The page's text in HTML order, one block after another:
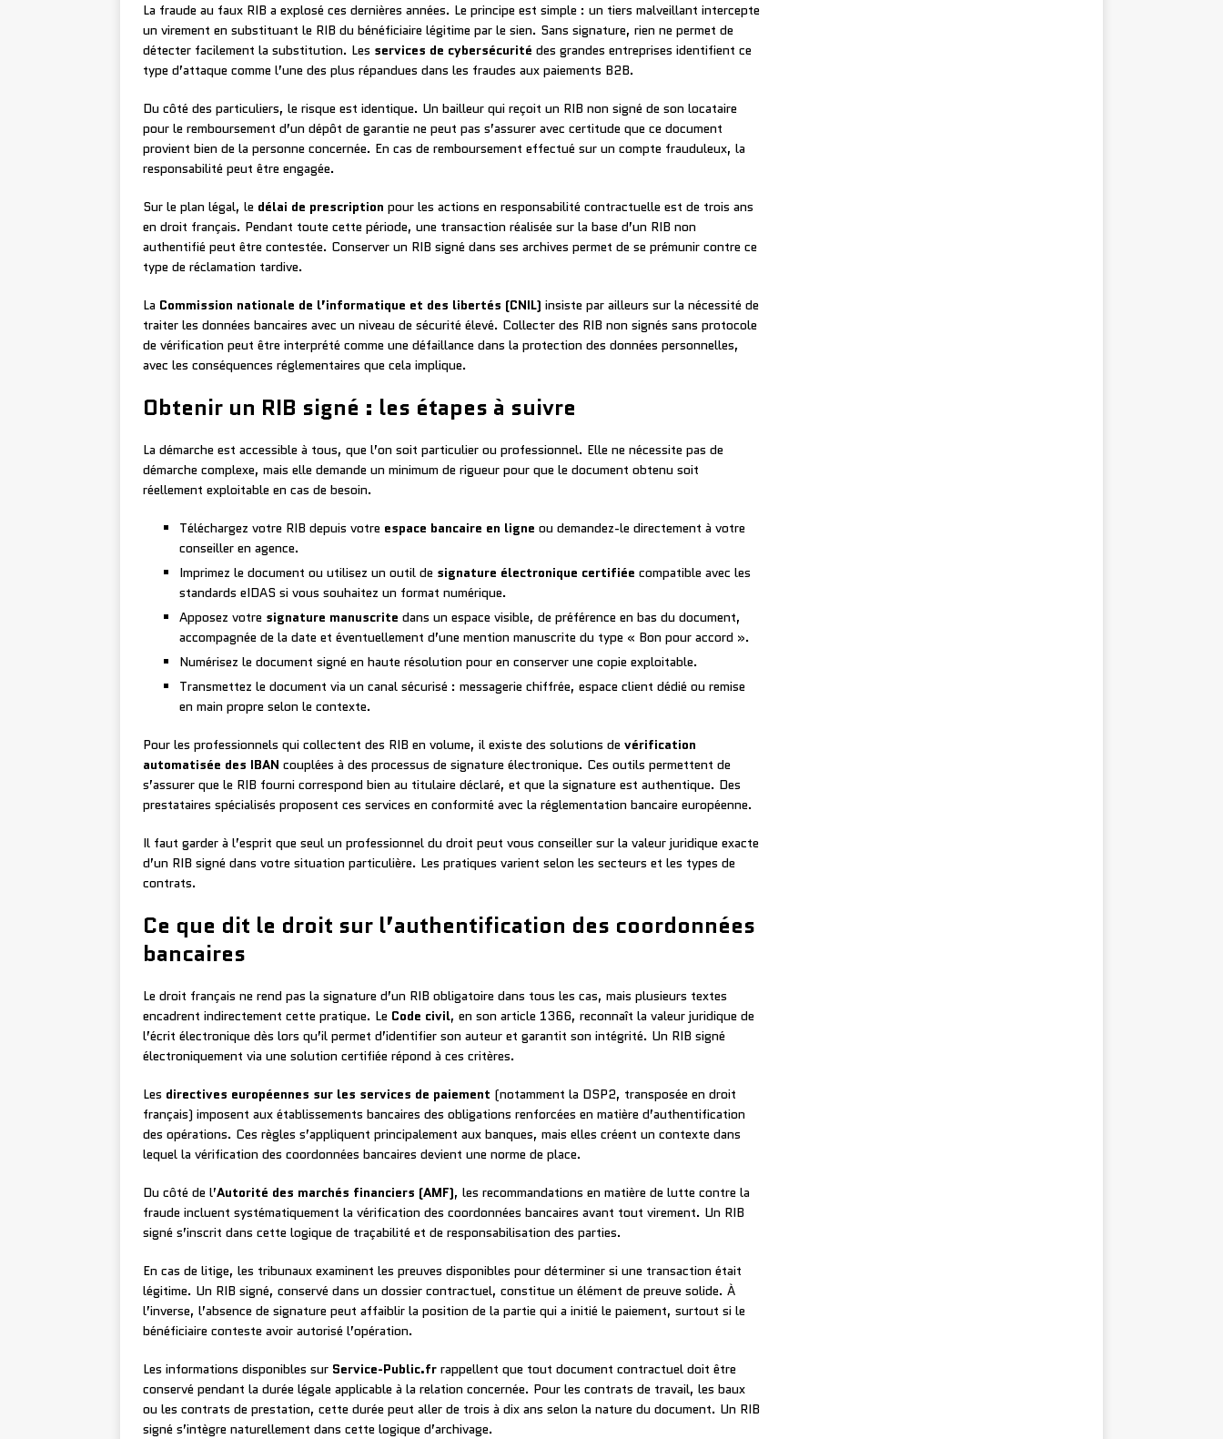
La fraude au faux RIB a explosé ces dernières années. Le principe est simple : un tiers malveillant intercepte
un virement en substituant le RIB du bénéficiaire légitime par le sien. Sans signature, rien ne permet de
détecter facilement la substitution. Les services de cybersécurité des grandes entreprises identifient ce
type d’attaque comme l’une des plus répandues dans les fraudes aux paiements B2B.
Du côté des particuliers, le risque est identique. Un bailleur qui reçoit un RIB non signé de son locataire
pour le remboursement d’un dépôt de garantie ne peut pas s’assurer avec certitude que ce document
provient bien de la personne concernée. En cas de remboursement effectué sur un compte frauduleux, la
responsabilité peut être engagée.
Sur le plan légal, le délai de prescription pour les actions en responsabilité contractuelle est de trois ans
en droit français. Pendant toute cette période, une transaction réalisée sur la base d’un RIB non
authentifié peut être contestée. Conserver un RIB signé dans ses archives permet de se prémunir contre ce
type de réclamation tardive.
La Commission nationale de l’informatique et des libertés (CNIL) insiste par ailleurs sur la nécessité de
traiter les données bancaires avec un niveau de sécurité élevé. Collecter des RIB non signés sans protocole
de vérification peut être interprété comme une défaillance dans la protection des données personnelles,
avec les conséquences réglementaires que cela implique.
Obtenir un RIB signé : les étapes à suivre
La démarche est accessible à tous, que l’on soit particulier ou professionnel. Elle ne nécessite pas de
démarche complexe, mais elle demande un minimum de rigueur pour que le document obtenu soit
réellement exploitable en cas de besoin.
Téléchargez votre RIB depuis votre espace bancaire en ligne ou demandez-le directement à votre
conseiller en agence.
Imprimez le document ou utilisez un outil de signature électronique certifiée compatible avec les
standards eIDAS si vous souhaitez un format numérique.
Apposez votre signature manuscrite dans un espace visible, de préférence en bas du document,
accompagnée de la date et éventuellement d’une mention manuscrite du type « Bon pour accord ».
Numérisez le document signé en haute résolution pour en conserver une copie exploitable.
Transmettez le document via un canal sécurisé : messagerie chiffrée, espace client dédié ou remise
en main propre selon le contexte.
Pour les professionnels qui collectent des RIB en volume, il existe des solutions de vérification
automatisée des IBAN couplées à des processus de signature électronique. Ces outils permettent de
s’assurer que le RIB fourni correspond bien au titulaire déclaré, et que la signature est authentique. Des
prestataires spécialisés proposent ces services en conformité avec la réglementation bancaire européenne.
Il faut garder à l’esprit que seul un professionnel du droit peut vous conseiller sur la valeur juridique exacte
d’un RIB signé dans votre situation particulière. Les pratiques varient selon les secteurs et les types de
contrats.
Ce que dit le droit sur l’authentification des coordonnées
bancaires
Le droit français ne rend pas la signature d’un RIB obligatoire dans tous les cas, mais plusieurs textes
encadrent indirectement cette pratique. Le Code civil, en son article 1366, reconnaît la valeur juridique de
l’écrit électronique dès lors qu’il permet d’identifier son auteur et garantit son intégrité. Un RIB signé
électroniquement via une solution certifiée répond à ces critères.
Les directives européennes sur les services de paiement (notamment la DSP2, transposée en droit
français) imposent aux établissements bancaires des obligations renforcées en matière d’authentification
des opérations. Ces règles s’appliquent principalement aux banques, mais elles créent un contexte dans
lequel la vérification des coordonnées bancaires devient une norme de place.
Du côté de l’Autorité des marchés financiers (AMF), les recommandations en matière de lutte contre la
fraude incluent systématiquement la vérification des coordonnées bancaires avant tout virement. Un RIB
signé s’inscrit dans cette logique de traçabilité et de responsabilisation des parties.
En cas de litige, les tribunaux examinent les preuves disponibles pour déterminer si une transaction était
légitime. Un RIB signé, conservé dans un dossier contractuel, constitue un élément de preuve solide. À
l’inverse, l’absence de signature peut affaiblir la position de la partie qui a initié le paiement, surtout si le
bénéficiaire conteste avoir autorisé l’opération.
Les informations disponibles sur Service-Public.fr rappellent que tout document contractuel doit être
conservé pendant la durée légale applicable à la relation concernée. Pour les contrats de travail, les baux
ou les contrats de prestation, cette durée peut aller de trois à dix ans selon la nature du document. Un RIB
signé s’intègre naturellement dans cette logique d’archivage.